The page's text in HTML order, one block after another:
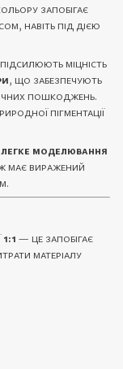
запобігає
навіть під дією
підсилюють міцність
, що забезпечують
пошкоджень.
пігментації
легке моделювання
має виражений
1:1 — це запобігає
матеріалу